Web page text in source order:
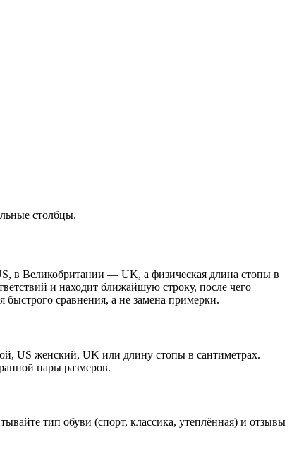
столбцы.
в Великобритании — UK, а физическая длина стопы в
и находит ближайшую строку, после чего
сравнения, а не замена примерки.
US женский, UK или длину стопы в сантиметрах.
пары размеров.
тип обуви (спорт, классика, утеплённая) и отзывы